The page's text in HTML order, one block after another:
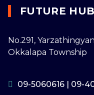
FUTURE HUB
No.291,
Okkalapa Township
09-5060616 09-